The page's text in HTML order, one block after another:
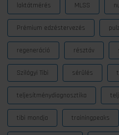
laktátmérés MLSS
Prémium edzéstervezés
regeneráció résztáv
Szilágyi Tibi sérülés
teljesítménydiagnosztika
tibi mondja trainingpeaks